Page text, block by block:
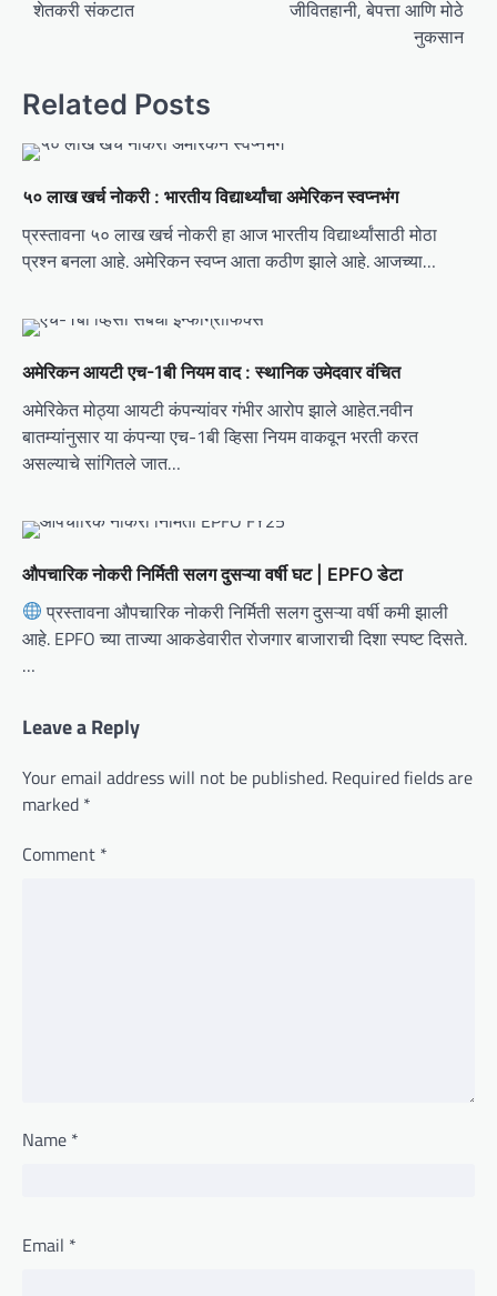
n
a
v
i
g
a
i
o
शेतकरी संकटात
जीवितहानी, बेपत्ता आणि मोठे
नुकसान
Related Posts
५० लाख खर्च नोकरी : भारतीय विद्यार्थ्यांचा अमेरिकन स्वप्नभंग
प्रस्तावना ५० लाख खर्च नोकरी हा आज भारतीय विद्यार्थ्यांसाठी मोठा
प्रश्न बनला आहे. अमेरिकन स्वप्न आता कठीण झाले आहे. आजच्या…
अमेरिकन आयटी एच-1बी नियम वाद : स्थानिक उमेदवार वंचित
अमेरिकेत मोठ्या आयटी कंपन्यांवर गंभीर आरोप झाले आहेत.नवीन
बातम्यांनुसार या कंपन्या एच-1बी व्हिसा नियम वाकवून भरती करत
असल्याचे सांगितले जात…
औपचारिक नोकरी निर्मिती सलग दुसऱ्या वर्षी घट | EPFO डेटा
प्रस्तावना औपचारिक नोकरी निर्मिती सलग दुसऱ्या वर्षी कमी झाली
आहे. EPFO च्या ताज्या आकडेवारीत रोजगार बाजाराची दिशा स्पष्ट दिसते.
…
Leave a Reply
Your email address will not be published. Required fields are
marked *
Comment *
Name *
Email *